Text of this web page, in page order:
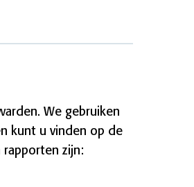
We gebruiken
kunt u vinden op de
rapporten zijn: